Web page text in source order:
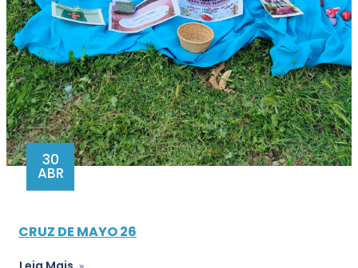
30
ABR
CRUZ DE MAYO 26